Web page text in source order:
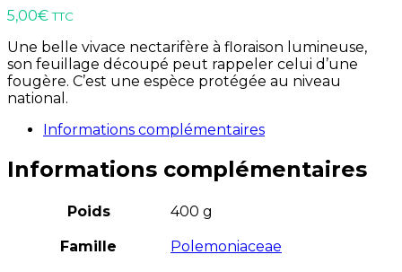
5,00€ TTC
Une belle vivace nectarifère à floraison lumineuse,
son feuillage découpé peut rappeler celui d’une
fougère. C’est une espèce protégée au niveau
national.
Informations complémentaires
Informations complémentaires
Poids 400 g
Famille Polemoniaceae